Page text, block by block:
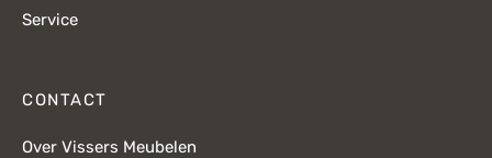
Service
CONTACT
Over Vissers Meubelen